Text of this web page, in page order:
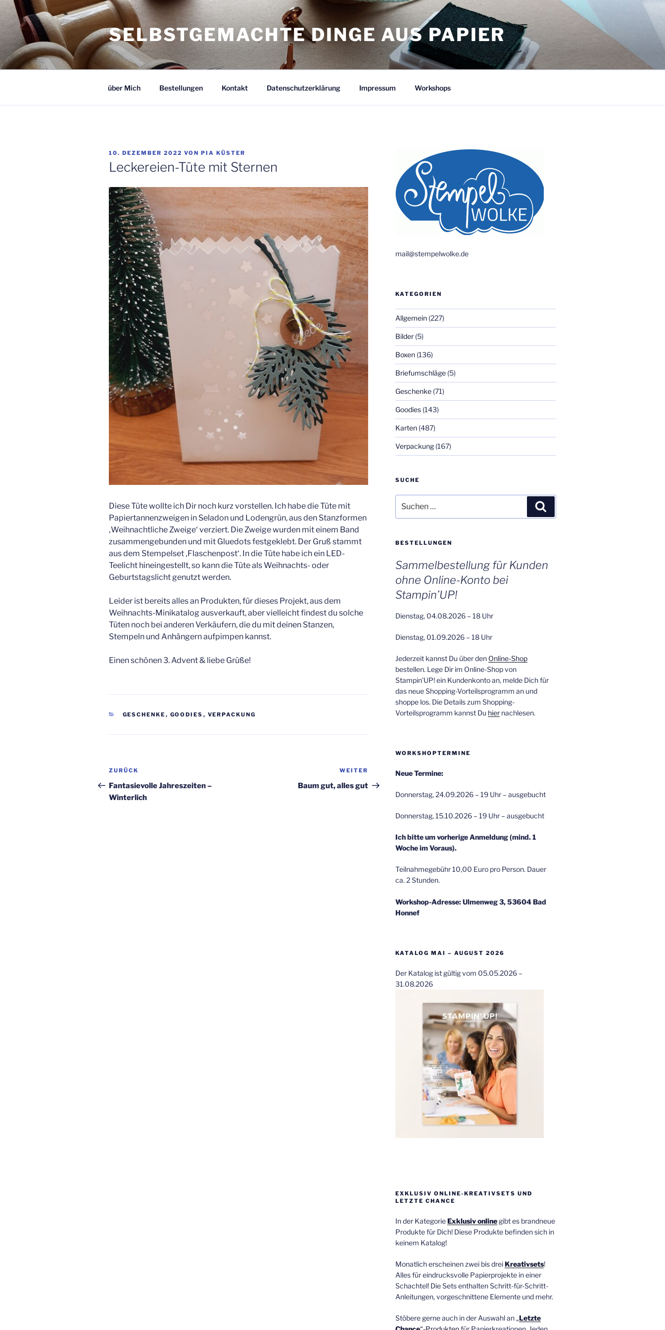
Zum
Inhalt
springen
SELBSTGEMACHTE DINGE AUS PAPIER
über Mich Bestellungen Kontakt Datenschutzerklärung Impressum Workshops
VERÖFFENTLICHT
AM
10. DEZEMBER 2022 VON PIA KÜSTER
Leckereien-Tüte mit Sternen
Diese Tüte wollte ich Dir noch kurz vorstellen. Ich habe die Tüte mit
Papiertannenzweigen in Seladon und Lodengrün, aus den Stanzformen
‚Weihnachtliche Zweige‘ verziert. Die Zweige wurden mit einem Band
zusammengebunden und mit Gluedots festgeklebt. Der Gruß stammt
aus dem Stempelset ‚Flaschenpost‘. In die Tüte habe ich ein LED-
Teelicht hineingestellt, so kann die Tüte als Weihnachts- oder
Geburtstagslicht genutzt werden.
Leider ist bereits alles an Produkten, für dieses Projekt, aus dem
Weihnachts-Minikatalog ausverkauft, aber vielleicht findest du solche
Tüten noch bei anderen Verkäufern, die du mit deinen Stanzen,
Stempeln und Anhängern aufpimpen kannst.
Einen schönen 3. Advent & liebe Grüße!
KATEGORIEN
GESCHENKE , GOODIES , VERPACKUNG
Beitragsnavigation
Vorheriger
Beitrag
ZURÜCK
Fantasievolle Jahreszeiten –
Winterlich
Nächster
Beitrag
WEITER
Baum gut, alles gut
mail@stempelwolke.de
KATEGORIEN
Allgemein(227)
Bilder(5)
Boxen(136)
Briefumschläge(5)
Geschenke(71)
Goodies(143)
Karten(487)
Verpackung(167)
SUCHE
nach:
BESTELLUNGEN
Sammelbestellung für Kunden
ohne Online-Konto bei
Stampin’UP!
Dienstag, 04.08.2026 – 18 Uhr
Dienstag, 01.09.2026 – 18 Uhr
Jederzeit kannst Du über den Online-Shop
bestellen. Lege Dir im Online-Shop von
Stampin’UP! ein Kundenkonto an, melde Dich für
das neue Shopping-Vorteilsprogramm an und
shoppe los. Die Details zum Shopping-
Vorteilsprogramm kannst Du hiernachlesen.
WORKSHOPTERMINE
Neue Termine:
Donnerstag, 24.09.2026 – 19 Uhr – ausgebucht
Donnerstag, 15.10.2026 – 19 Uhr – ausgebucht
Ich bitte um vorherige Anmeldung (mind. 1
Woche im Voraus).
Teilnahmegebühr 10,00 Euro pro Person. Dauer
ca. 2 Stunden.
Workshop-Adresse: Ulmenweg 3, 53604 Bad
Honnef
KATALOG MAI – AUGUST 2026
Der Katalog ist gültig vom 05.05.2026 –
31.08.2026
EXKLUSIV ONLINE-KREATIVSETS UND
LETZTE CHANCE
In der KategorieExklusiv onlinegibt es brandneue
Produkte für Dich! Diese Produkte befinden sich in
keinem Katalog!
Monatlich erscheinen zwei bis drei Kreativsets!
Alles für eindrucksvolle Papierprojekte in einer
Schachtel! Die Sets enthalten Schritt-für-Schritt-
Anleitungen, vorgeschnittene Elemente und mehr.
Stöbere gerne auch in der Auswahl an „Letzte